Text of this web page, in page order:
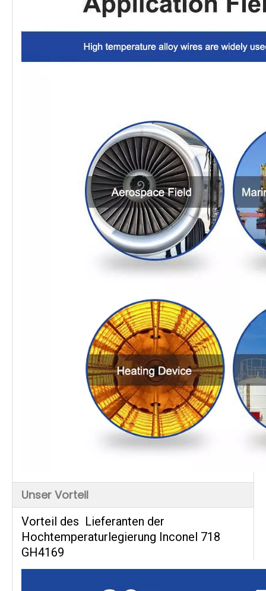
Unser Vorteil
Vorteil des Lieferanten der
Hochtemperaturlegierung Inconel 718
GH4169